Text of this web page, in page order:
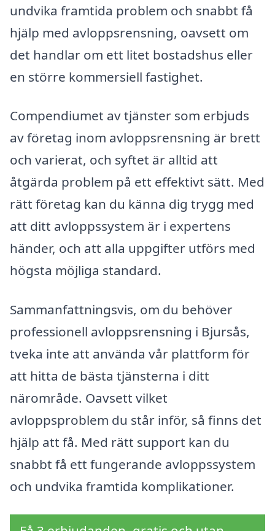
undvika framtida problem och snabbt få
hjälp med avloppsrensning, oavsett om
det handlar om ett litet bostadshus eller
en större kommersiell fastighet.
Compendiumet av tjänster som erbjuds
av företag inom avloppsrensning är brett
och varierat, och syftet är alltid att
åtgärda problem på ett effektivt sätt. Med
rätt företag kan du känna dig trygg med
att ditt avloppssystem är i expertens
händer, och att alla uppgifter utförs med
högsta möjliga standard.
Sammanfattningsvis, om du behöver
professionell avloppsrensning i Bjursås,
tveka inte att använda vår plattform för
att hitta de bästa tjänsterna i ditt
närområde. Oavsett vilket
avloppsproblem du står inför, så finns det
hjälp att få. Med rätt support kan du
snabbt få ett fungerande avloppssystem
och undvika framtida komplikationer.